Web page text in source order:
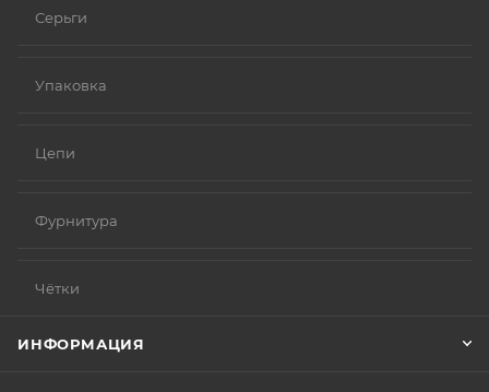
Серьги
Упаковка
Цепи
Фурнитура
Чётки
ИНФОРМАЦИЯ